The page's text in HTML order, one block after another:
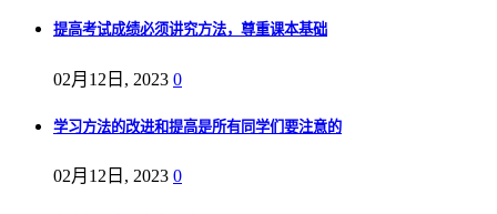
提高考试成绩必须讲究方法，尊重课本基础
02月12日, 2023 0
学习方法的改进和提高是所有同学们要注意的
02月12日, 2023 0